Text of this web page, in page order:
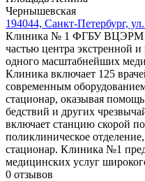
Чернышевская
194044, Санкт-Петербург,
Клиника № 1 ФГБУ ВЦЭРМ
частью центра экстренной
одного масштабнейших
Клиника включает 125
современным
стационар, оказывая
бедствий и других
включает станцию скорой
поликлиническое
стационар. Клиника №1
медицинских услуг
0 отзывов